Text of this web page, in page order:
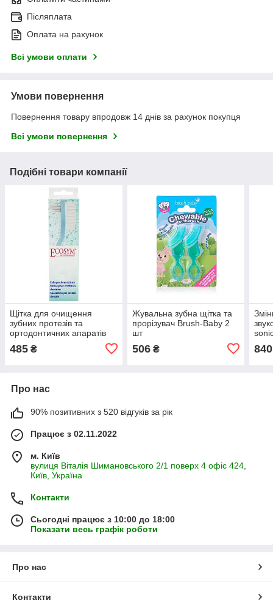
Післяплата
Оплата на рахунок
Всі умови оплати
Умови повернення
Повернення товару впродовж 14 днів за рахунок покупця
Всі умови повернення
Подібні товари компанії
Щітка для очищення
зубних протезів та
ортодонтичних апаратів
485 ₴
Жувальна зубна щітка та
прорізувач Brush-Baby 2
шт
506₴ 840
Про нас
90% позитивних з 520 відгуків за рік
Працює з 02.11.2022
м. Київ
вулиця Віталія Шимановського 2/1 поверх 4 офіс 424,
Київ, Україна
Контакти
Сьогодні працює з 10:00 до 18:00
Показати весь графік роботи
Про нас
Контакти